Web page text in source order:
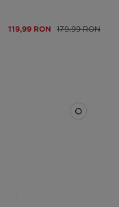
119,99 RON 179,99 RON